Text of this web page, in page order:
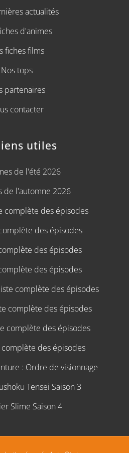
actualités
d'animes
fiches films
Nos tops
partenaires
contacter
utiles
de l'été 2026
de l'automne 2026
complète des épisodes
des épisodes
des épisodes
des épisodes
complète des épisodes
complète des épisodes
complète des épisodes
complète des épisodes
: Ordre de visionnage
Tensei Saison 3
Slime Saison 4